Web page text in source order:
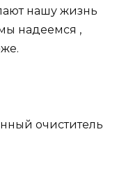
нашу жизнь
надеемся ,
очиститель